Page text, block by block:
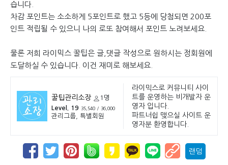
습니다.
차감 포인트는 소소하게 5포인트로 했고 5등에 당첨되면 200포
인트 적립될 수 있으니 나의 로또 참여해서 포인트 노려보세요.
물론 저희 라이믹스 꿀팁은 글,댓글 작성으로 원하시는 정회원에
도달하실 수 있습니다. 이건 재미로 해보세요.
꿀팁관리소장
1명
Level. 19
35,540 / 36,000
관리그룹, 특별회원
라이믹스로 커뮤니티 사이
트를 운영하는 비개발자 운
영자 입니다.
파트너쉽 맺으실 사이트 운
영자분 환영합니다.
랜덤